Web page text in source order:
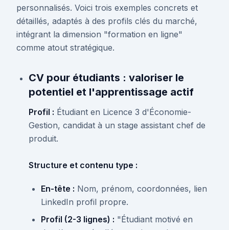
personnalisés. Voici trois exemples concrets et
détaillés, adaptés à des profils clés du marché,
intégrant la dimension "formation en ligne"
comme atout stratégique.
CV pour étudiants : valoriser le
potentiel et l'apprentissage actif
Profil : Étudiant en Licence 3 d'Économie-
Gestion, candidat à un stage assistant chef de
produit.
Structure et contenu type :
En-tête : Nom, prénom, coordonnées, lien
LinkedIn profil propre.
Profil (2-3 lignes) : "Étudiant motivé en